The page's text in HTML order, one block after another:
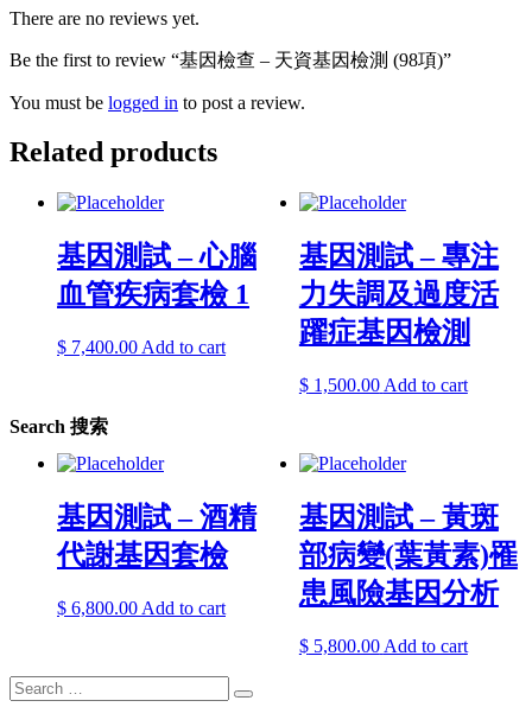
There are no reviews yet.
Be the first to review “基因檢查 – 天資基因檢測 (98項)”
You must be logged in to post a review.
Related products
基因測試 – 心腦
血管疾病套檢 1
$ 7,400.00 Add to cart
基因測試 – 專注
力失調及過度活
躍症基因檢測
$1,500.00 Add to cart
基因測試 – 酒精
代謝基因套檢
$ 6,800.00 Add to cart
基因測試 – 黃斑
部病變(葉黃素)罹
患風險基因分析
$5,800.00 Add to cart
Search 搜索